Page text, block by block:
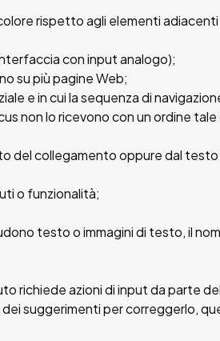
rispetto agli elementi adiacenti
con input analogo);
su più pagine Web;
e in cui la sequenza di
non lo ricevono con un ordine tale
del collegamento oppure dal
o funzionalità;
testo o immagini di testo, il
richiede azioni di input da parte
suggerimenti per correggerlo,